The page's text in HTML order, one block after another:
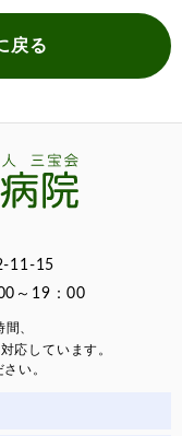
戻る
11-15
～19：00
間、
応しています。
い。